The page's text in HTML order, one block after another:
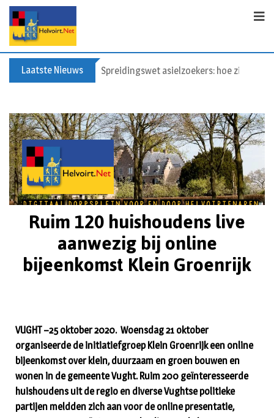
Laatste Nieuws Spreidingswet asielzoekers: hoe zit dat?
Ruim 120 huishoudens live
aanwezig bij online
bijeenkomst Klein Groenrijk
VUGHT –25 oktober 2020. Woensdag 21 oktober
organiseerde de initiatiefgroep Klein Groenrijk een online
bijeenkomst over klein, duurzaam en groen bouwen en
wonen in de gemeente Vught. Ruim 200 geïnteresseerde
huishoudens uit de regio en diverse Vughtse politieke
partijen meldden zich aan voor de online presentatie,